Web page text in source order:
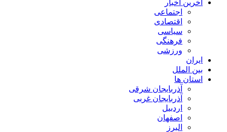
آخرین اخبار
اجتماعی
اقتصادی
سیاسی
فرهنگی
ورزشی
ایران
بین الملل
استان ها
آذربایجان شرقی
آذربایجان غربی
اردبیل
اصفهان
البرز